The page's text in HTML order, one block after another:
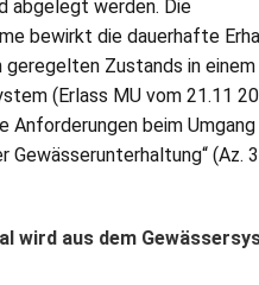
abgelegt werden. Die
bewirkt die dauerhafte
Zustands in
(Erlass MU vom 21.11
Anforderungen beim
Gewässerunterhaltung“ (Az.
wird aus dem